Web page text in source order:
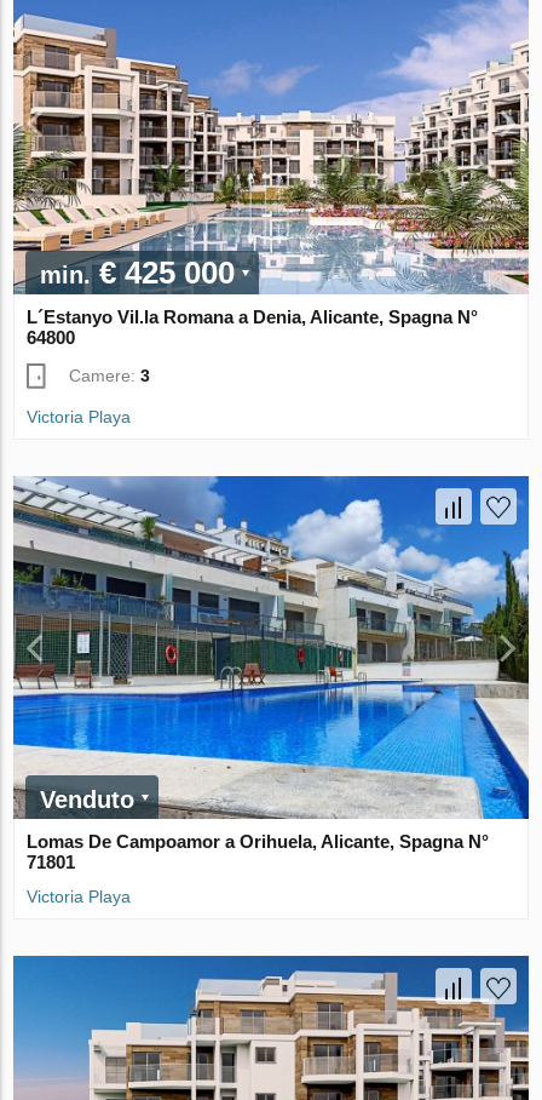
min.€ 425 000
L´Estanyo Vil.la Romana a Denia, Alicante, Spagna N°
64800
Camere:3
Victoria Playa
Venduto
Lomas De Campoamor a Orihuela, Alicante, Spagna N°
71801
Victoria Playa